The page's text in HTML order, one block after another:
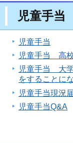
児童手当
児童手当
児童手当 高
児童手当 大
をすることに
児童手当現況
児童手当Q&A